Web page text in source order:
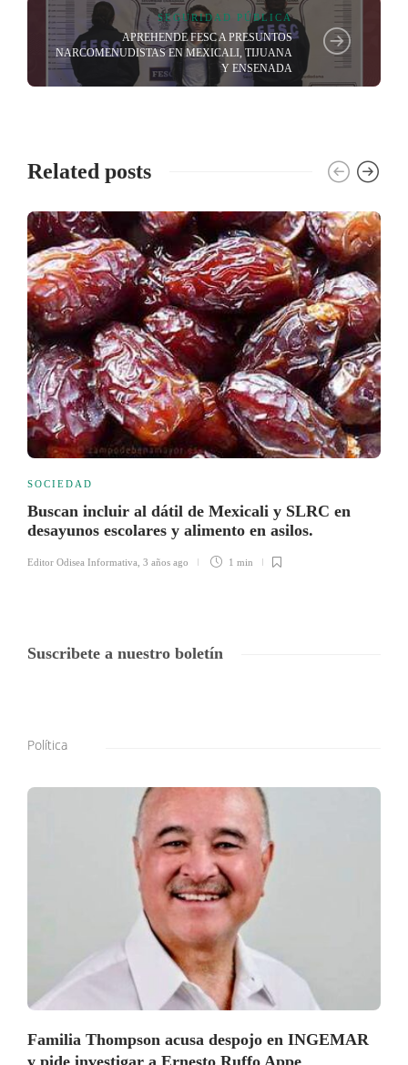
SEGURIDAD PÚBLICA
APREHENDE FESC A PRESUNTOS
NARCOMENUDISTAS EN MEXICALI, TIJUANA
Y ENSENADA
Related posts
SOCIEDAD
Buscan incluir al dátil de Mexicali y SLRC en
desayunos escolares y alimento en asilos.
Editor Odisea Informativa 3 años ago 1 min
Suscribete a nuestro boletín
Política
Familia Thompson acusa despojo en INGEMAR